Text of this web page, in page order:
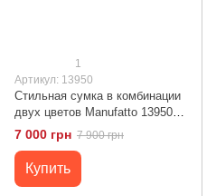
1
Артикул: 13950
Стильная сумка в комбинации
двух цветов Manufatto 13950
Коричневая
7 000 грн 7 900 грн
Купить